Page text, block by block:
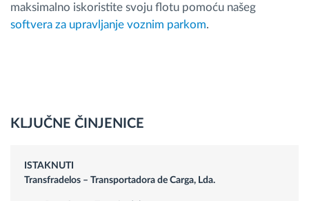
maksimalno iskoristite svoju flotu pomoću našeg
softvera za upravljanje voznim parkom.
KLJUČNE ČINJENICE
ISTAKNUTI
Transfradelos – Transportadora de Carga, Lda.